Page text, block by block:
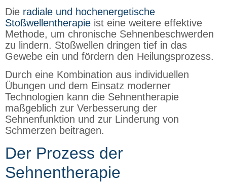
Die radiale und hochenergetische
Stoßwellentherapie ist eine weitere effektive
Methode, um chronische Sehnenbeschwerden
zu lindern. Stoßwellen dringen tief in das
Gewebe ein und fördern den Heilungsprozess.
Durch eine Kombination aus individuellen
Übungen und dem Einsatz moderner
Technologien kann die Sehnentherapie
maßgeblich zur Verbesserung der
Sehnenfunktion und zur Linderung von
Schmerzen beitragen.
Der Prozess der
Sehnentherapie